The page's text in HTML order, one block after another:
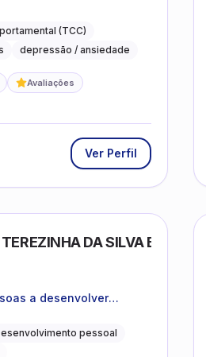
dificuldades do dia a
(TCC)
depressão / ansiedade
Avaliações
Ver Perfil
DA SILVA BIONDI
a desenvolver
pessoal